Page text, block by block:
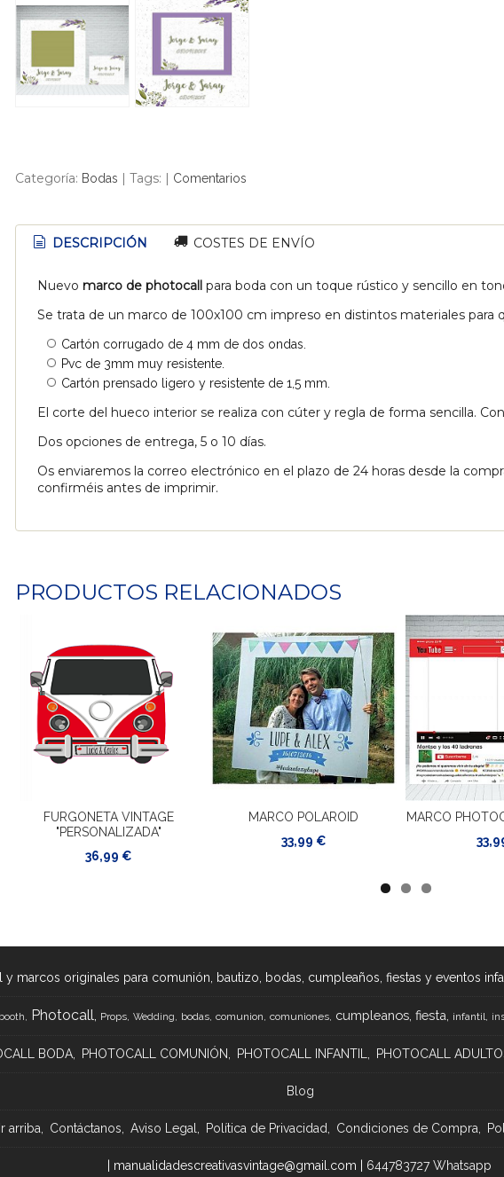
Categoría: Bodas | Tags: | Comentarios
DESCRIPCIÓN COSTES DE ENVÍO
Nuevo marco de photocall para boda con un toque rústico y sencillo en
Se trata de un marco de 100x100 cm impreso en distintos materiales para
Cartón corrugado de 4 mm de dos ondas.
Pvc de 3mm muy resistente.
Cartón prensado ligero y resistente de 1,5 mm.
El corte del hueco interior se realiza con cúter y regla de forma sencilla.
Dos opciones de entrega, 5 o 10 días.
Os enviaremos la correo electrónico en el plazo de 24 horas desde la
confirméis antes de imprimir.
PRODUCTOS RELACIONADOS
FURGONETA VINTAGE
"PERSONALIZADA"
36,99 €
MARCO POLAROID
33,99 €
MARCO
y marcos originales para comunión, bautizo, bodas, cumpleaños, fiestas y eventos
Photocall Props Wedding bodas comunion comuniones cumpleanos fiesta infantil
BODA PHOTOCALL COMUNIÓN PHOTOCALL INFANTIL PHOTOCALL
Blog
Ir arriba Contáctanos Aviso Legal Política de Privacidad Condiciones de Compra
| manualidadescreativasvintage@gmail.com | 644783727 Whatsapp